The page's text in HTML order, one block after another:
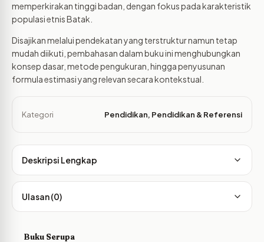
memperkirakan tinggi badan, dengan fokus pada karakteristik
populasi etnis Batak.
Disajikan melalui pendekatan yang terstruktur namun tetap
mudah diikuti, pembahasan dalam buku ini menghubungkan
konsep dasar, metode pengukuran, hingga penyusunan
formula estimasi yang relevan secara kontekstual.
Kategori Pendidikan, Pendidikan & Referensi
Deskripsi Lengkap
Ulasan (0)
Buku Serupa